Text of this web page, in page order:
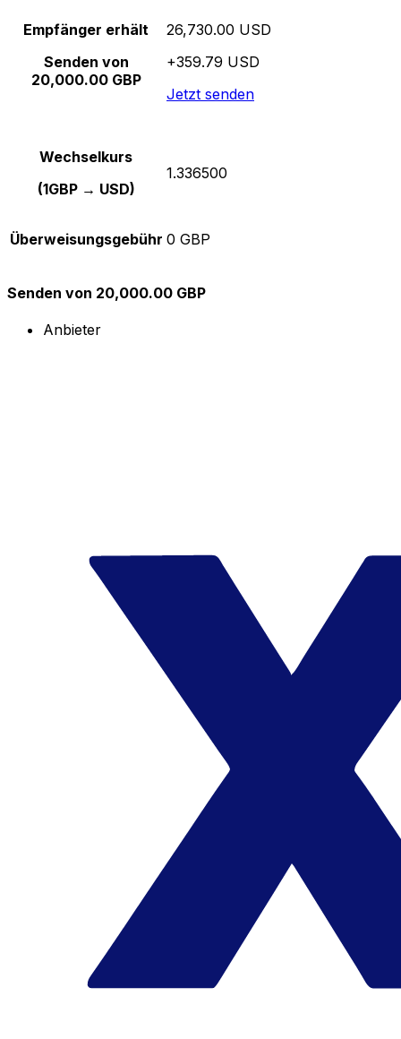
Empfänger erhält
Senden von
20,000.00 GBP
26,730.00 USD
+359.79 USD
Jetzt senden
Wechselkurs
(1GBP → USD)
1.336500
Überweisungsgebühr 0 GBP
Senden von 20,000.00 GBP
Anbieter